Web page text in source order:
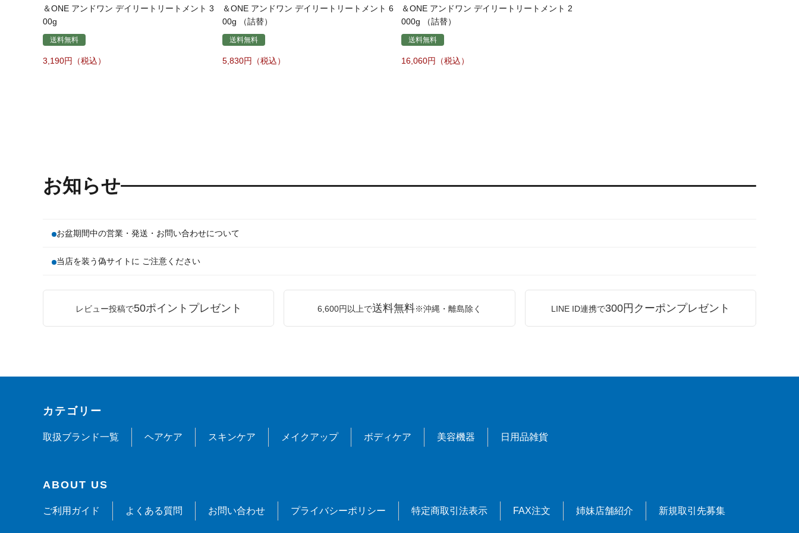
＆ONE アンドワン デイリートリートメント 3
00g
送料無料
3,190
＆ONE アンドワン デイリートリートメント 6
00g （詰替）
送料無料
5,830
＆ONE アンドワン デイリートリートメント 2
000g （詰替）
送料無料
16,060
お知らせ
お盆期間中の営業・発送・お問い合わせについて
当店を装う偽サイトに ご注意ください
レビュー投稿で50ポイントプレゼント 6,600円以上で送料無料※沖縄・離島除く LINE ID連携で300円クーポンプレゼント
カテゴリー
取扱ブランド一覧 ヘアケア スキンケア メイクアップ ボディケア 美容機器 日用品雑貨
ABOUT US
ご利用ガイド よくある質問 お問い合わせ プライバシーポリシー 特定商取引法表示 FAX注文 姉妹店舗紹介 新規取引先募集